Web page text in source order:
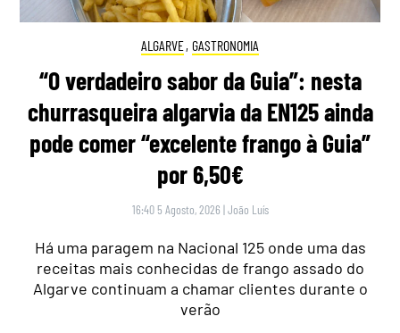
ALGARVE, GASTRONOMIA
“O verdadeiro sabor da Guia”: nesta
churrasqueira algarvia da EN125 ainda
pode comer “excelente frango à Guia”
por 6,50€
16:40 5 Agosto, 2026 |João Luís
Há uma paragem na Nacional 125 onde uma das
receitas mais conhecidas de frango assado do
Algarve continuam a chamar clientes durante o
verão